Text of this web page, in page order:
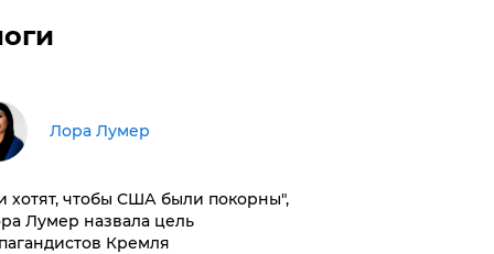
​Лора Лумер
хотят, чтобы США были покорны",
Лумер назвала цель
Кремля